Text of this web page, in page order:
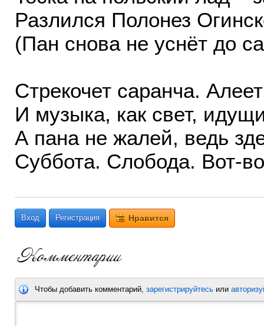
Разлился Полонез
(Пан снова не уснёт до
Стрекочет саранча.
И музыка, как свет,
А пана не жалей, ведь
Суббота. Слобода. Вот-
Вход Регистрация Нравится
Чтобы добавить комментарий, зарегистрируйтесь или